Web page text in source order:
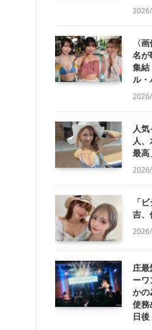
〈
名が
集
ル・
人
人
最高
「
吉、
庄
ー
か
使務
日後